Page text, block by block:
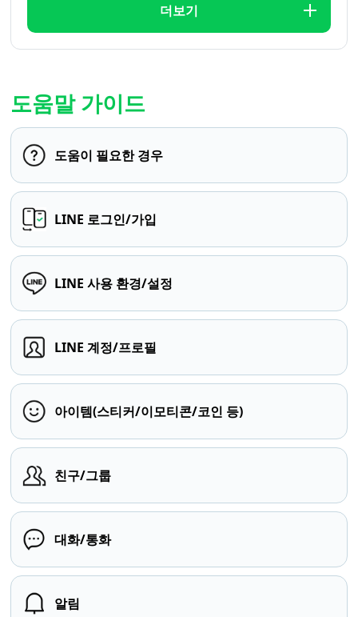
더보기
도움말 가이드
도움이 필요한 경우
LINE 로그인/가입
LINE 사용 환경/설정
LINE 계정/프로필
아이템(스티커/이모티콘/코인 등)
친구/그룹
대화/통화
알림